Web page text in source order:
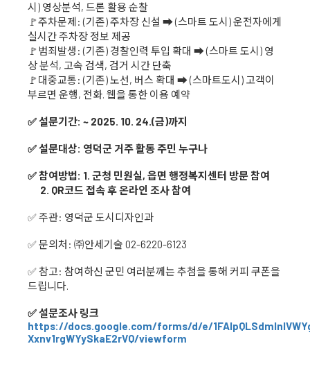
시) 영상분석, 드론 활용 순찰
🚩주차문제: (기존) 주차장 신설 ➡ (스마트 도시) 운전자에게
실시간 주차장 정보 제공
🚩범죄발생: (기존) 경찰인력 투입 확대 ➡ (스마트 도시) 영
상 분석, 고속 검색, 검거 시간 단축
🚩대중교통: (기존) 노선, 버스 확대 ➡ (스마트도시) 고객이
부르면 운행, 전화. 웹을 통한 이용 예약
✅ 설문기간: ~ 2025. 10. 24.(금)까지
✅ 설문대상: 영덕군 거주 활동 주민 누구나
✅ 참여방법: 1. 군청 민원실, 읍면 행정복지센터 방문 참여
2. QR코드 접속 후 온라인 조사 참여
✅ 주관: 영덕군 도시디자인과
✅ 문의처: ㈜안세기술 02-6220-6123
✅ 참고: 참여하신 군민 여러분께는 추첨을 통해 커피 쿠폰을
드립니다.
✅ 설문조사 링크
https://docs.google.com/forms/d/e/
Xxnv1rgWYySkaE2rVQ/viewform